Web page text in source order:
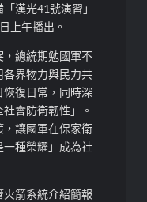
漢光41號演習」
上午播出。
總統期勉國軍不
界物力與民力共
恢復日常，同時深
會防衛韌性」。
，讓國軍在保家衛
種榮耀」成為社
箭系統介紹簡報